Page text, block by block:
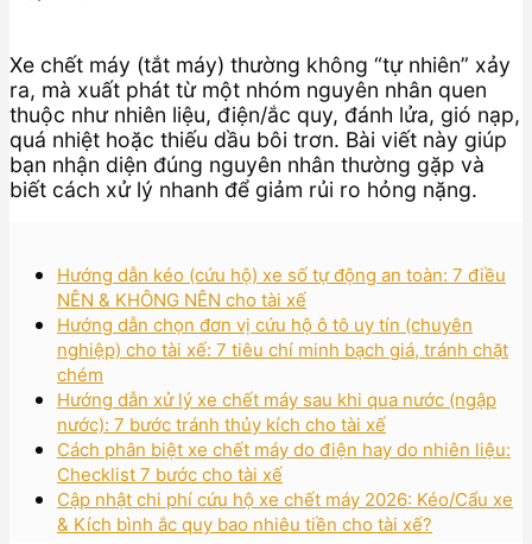
Xe chết máy (tắt máy) thường không “tự nhiên” xảy
ra, mà xuất phát từ một nhóm nguyên nhân quen
thuộc như nhiên liệu, điện/ắc quy, đánh lửa, gió nạp,
quá nhiệt hoặc thiếu dầu bôi trơn. Bài viết này giúp
bạn nhận diện đúng nguyên nhân thường gặp và
biết cách xử lý nhanh để giảm rủi ro hỏng nặng.
Hướng dẫn kéo (cứu hộ) xe số tự động an toàn: 7 điều
NÊN & KHÔNG NÊN cho tài xế
Hướng dẫn chọn đơn vị cứu hộ ô tô uy tín (chuyên
nghiệp) cho tài xế: 7 tiêu chí minh bạch giá, tránh chặt
chém
Hướng dẫn xử lý xe chết máy sau khi qua nước (ngập
nước): 7 bước tránh thủy kích cho tài xế
Cách phân biệt xe chết máy do điện hay do nhiên liệu:
Checklist 7 bước cho tài xế
Cập nhật chi phí cứu hộ xe chết máy 2026: Kéo/Cẩu xe
& Kích bình ắc quy bao nhiêu tiền cho tài xế?